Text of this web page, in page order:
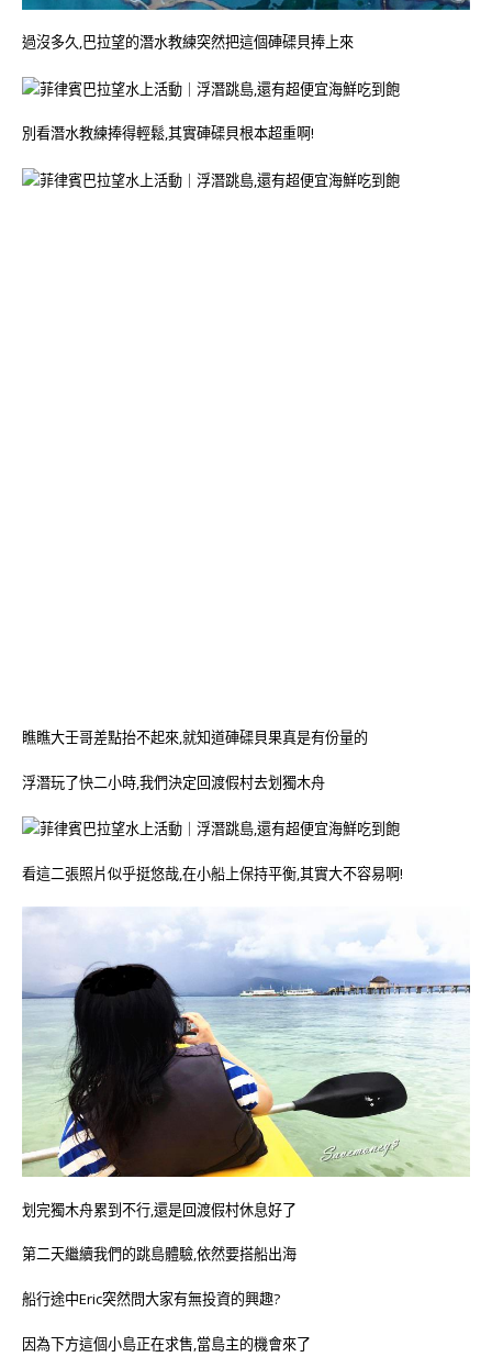
過沒多久,巴拉望的潛水教練突然把這個硨磲貝捧上來
別看潛水教練捧得輕鬆,其實硨磲貝根本超重啊!
瞧瞧大壬哥差點抬不起來,就知道硨磲貝果真是有份量的
浮潛玩了快二小時,我們決定回渡假村去划獨木舟
看這二張照片似乎挺悠哉,在小船上保持平衡,其實大不容易啊!
划完獨木舟累到不行,還是回渡假村休息好了
第二天繼續我們的跳島體驗,依然要搭船出海
船行途中Eric突然問大家有無投資的興趣?
因為下方這個小島正在求售,當島主的機會來了